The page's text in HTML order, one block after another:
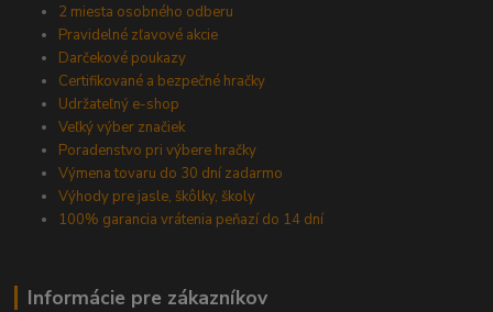
2 miesta osobného odberu
Pravidelné zľavové akcie
Darčekové poukazy
Certifikované a bezpečné hračky
Udržateľný e-shop
Veľký výber značiek
Poradenstvo pri výbere hračky
Výmena tovaru do 30 dní zadarmo
Výhody pre jasle, škôlky, školy
100% garancia vrátenia peňazí do 14 dní
Informácie pre zákazníkov